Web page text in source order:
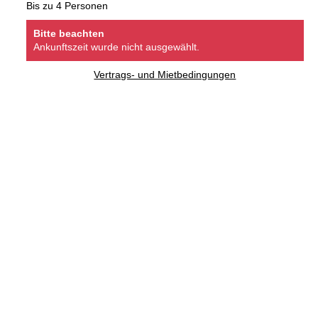
Bis zu 4 Personen
Bitte beachten
Ankunftszeit wurde nicht ausgewählt.
Vertrags- und Mietbedingungen